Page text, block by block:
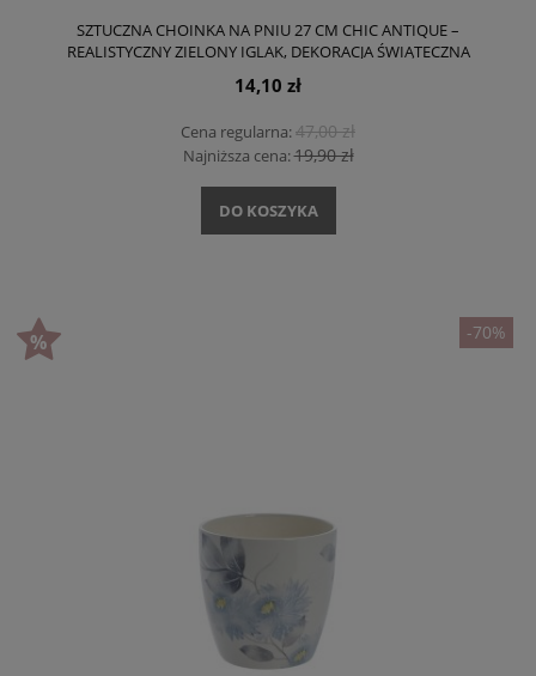
SZTUCZNA CHOINKA NA PNIU 27 CM CHIC ANTIQUE –
REALISTYCZNY ZIELONY IGLAK, DEKORACJA ŚWIĄTECZNA
14,10 zł
Cena regularna:47,00 zł
Najniższa cena:19,90 zł
DO KOSZYKA
-70%